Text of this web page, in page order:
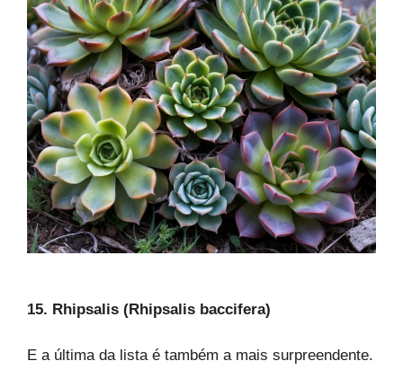
15. Rhipsalis (Rhipsalis baccifera)
E a última da lista é também a mais surpreendente.